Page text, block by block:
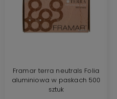
Framar terra neutrals Folia
aluminiowa w paskach 500
sztuk